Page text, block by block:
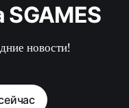
новости!